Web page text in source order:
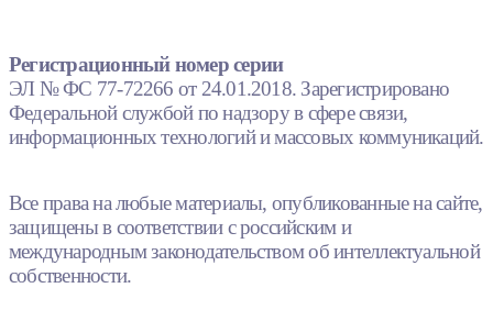
Регистрационный номер серии
ЭЛ № ФС 77-72266 от 24.01.2018. Зарегистрировано
Федеральной службой по надзору в сфере связи,
информационных технологий и массовых коммуникаций.
Все права на любые материалы, опубликованные на сайте,
защищены в соответствии с российским и
международным законодательством об интеллектуальной
собственности.